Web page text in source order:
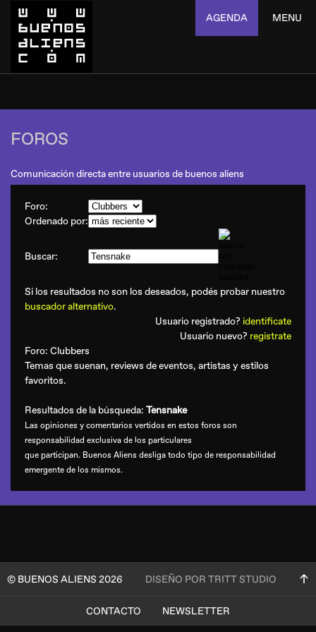
AGENDA MENU
FOROS
Comunicación directa entre usuarios de buenos aliens
Foro:
Ordenado por:
Buscar:
Si los resultados no son los deseados, podés probar nuestro
buscador alternativo.
Usuario registrado? identificate
Usuario nuevo? registrate
Foro: Clubbers
Temas que suenan, reviews de eventos, artistas y estilos
favoritos.
Resultados de la búsqueda: Tensnake
Las opiniones y comentarios vertidos en estos foros son
responsabilidad exclusiva de los particulares
que participan. Buenos Aliens desliga todo tipo de responsabilidad
emergente de los mismos.
© BUENOS ALIENS 2026 DISEÑO POR TRITT STUDIO
CONTACTO
NEWSLETTER